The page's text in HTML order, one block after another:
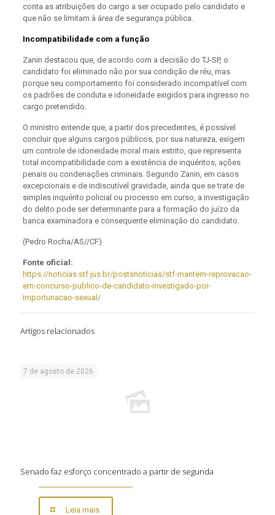
conta as atribuições do cargo a ser ocupado pelo candidato e
que não se limitam à área de segurança pública.
Incompatibilidade com a função
Zanin destacou que, de acordo com a decisão do TJ-SP, o
candidato foi eliminado não por sua condição de réu, mas
porque seu comportamento foi considerado incompatível com
os padrões de conduta e idoneidade exigidos para ingresso no
cargo pretendido.
O ministro entende que, a partir dos precedentes, é possível
concluir que alguns cargos públicos, por sua natureza, exigem
um controle de idoneidade moral mais estrito, que representa
total incompatibilidade com a existência de inquéritos, ações
penais ou condenações criminais. Segundo Zanin, em casos
excepcionais e de indiscutível gravidade, ainda que se trate de
simples inquérito policial ou processo em curso, a investigação
do delito pode ser determinante para a formação do juízo da
banca examinadora e consequente eliminação do candidato.
(Pedro Rocha/AS//CF)
Fonte oficial:
https://noticias.stf.jus.br/postsnoticias/stf-mantem-reprovacao-
em-concurso-publico-de-candidato-investigado-por-
importunacao-sexual/
Artigos relacionados
7 de agosto de 2026
Senado faz esforço concentrado a partir de segunda
Leia mais